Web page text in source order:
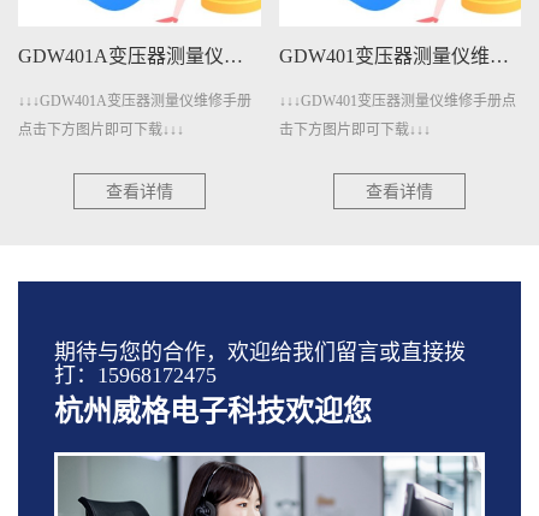
GDW401变压器测量仪维修手册下载
↓↓↓GDW401变压器测量仪维修手册点
击下方图片即可下载↓↓↓
查看详情
GDW4011变压器测量仪维修手册下载
↓↓↓GDW4011变压器测量仪维修手册
点击下方图片即可下载↓↓↓
查看详情
期待与您的合作，欢迎给我们留言或直接拨
打：15968172475
杭州威格电子科技欢迎您